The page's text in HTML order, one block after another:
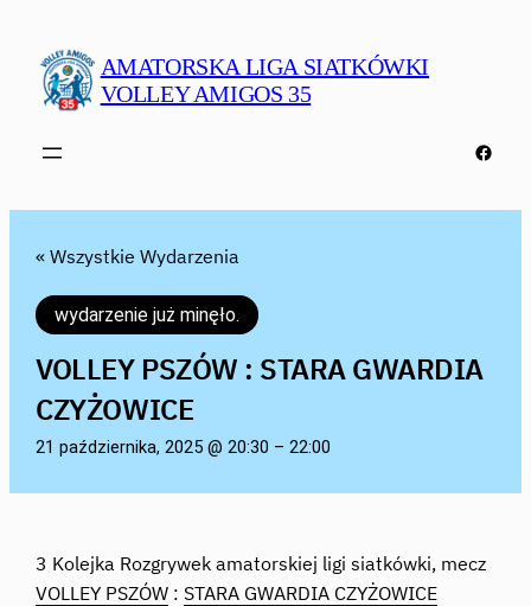
AMATORSKA LIGA SIATKÓWKI
VOLLEY AMIGOS 35
« Wszystkie Wydarzenia
wydarzenie już minęło.
VOLLEY PSZÓW : STARA GWARDIA
CZYŻOWICE
21 października, 2025 @ 20:30 –22:00
3 Kolejka Rozgrywek amatorskiej ligi siatkówki, mecz
VOLLEY PSZÓW :STARA GWARDIA CZYŻOWICE